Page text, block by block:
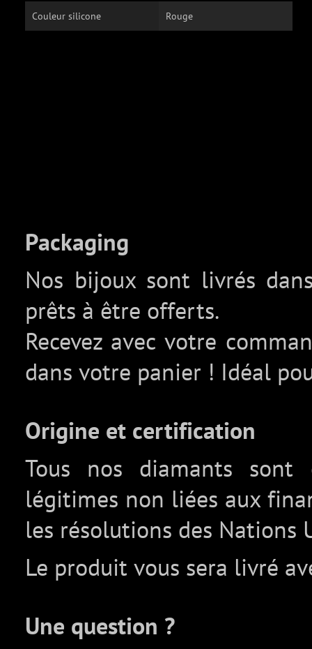
Couleur silicone Rouge
Packaging
Nos bijoux sont livrés
prêts à être offerts.
Recevez avec votre
dans votre panier ! Idéal
Origine et certification
Tous nos diamants
légitimes non liées aux
les résolutions des Nations
Le produit vous sera livré
Une question ?